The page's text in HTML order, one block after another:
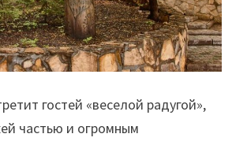
гостей «веселой радугой»,
частью и огромным